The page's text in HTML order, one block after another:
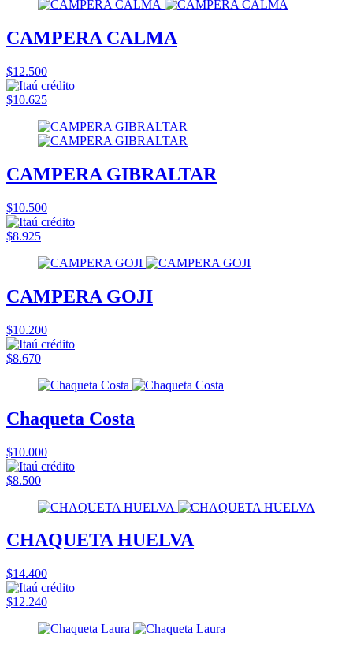
CAMPERA CALMA
$12.500
$10.625
CAMPERA GIBRALTAR
$10.500
$8.925
CAMPERA GOJI
$10.200
$8.670
Chaqueta Costa
$10.000
$8.500
CHAQUETA HUELVA
$14.400
$12.240